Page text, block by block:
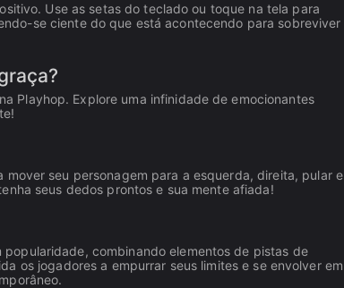
Use as setas do teclado ou toque na tela para
se ciente do que está acontecendo para sobreviver
Playhop. Explore uma infinidade de emocionantes
mover seu personagem para a esquerda, direita, pular e
seus dedos prontos e sua mente afiada!
combinando elementos de pistas de
os jogadores a empurrar seus limites e se envolver em